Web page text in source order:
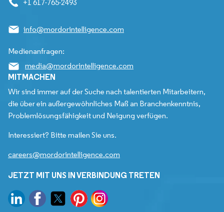
+1 617-765-2493
info@mordorintelligence.com
Medienanfragen:
media@mordorintelligence.com
MITMACHEN
Wir sind immer auf der Suche nach talentierten Mitarbeitern,
die über ein außergewöhnliches Maß an Branchenkenntnis,
Problemlösungsfähigkeit und Neigung verfügen.
Interessiert? Bitte mailen Sie uns.
careers@mordorintelligence.com
JETZT MIT UNS IN VERBINDUNG TRETEN